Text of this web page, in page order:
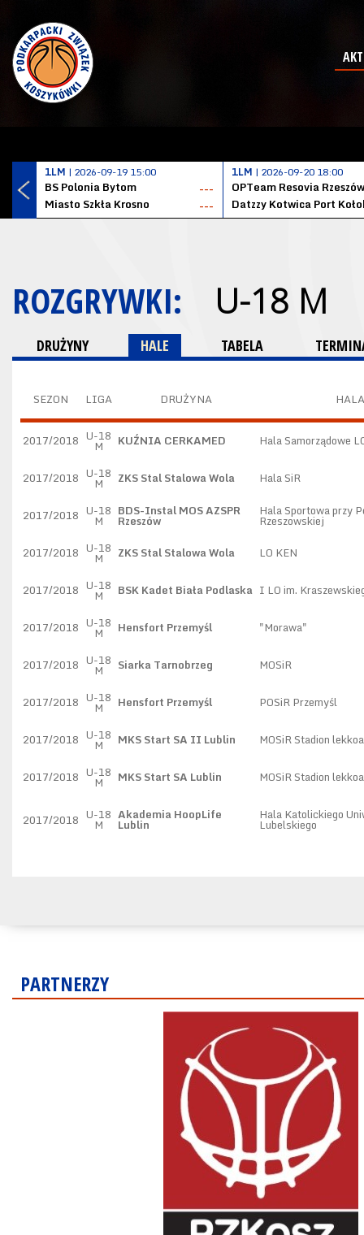
1LM | 2026-09-19 15:00
BS Polonia Bytom
---
Miasto Szkła Krosno
---
1LM | 2026-09-20 18:00
OPTeam Resovia Rzeszów
ROZGRYWKI: U-18 M
DRUŻYNY HALE TABELA
SEZON LIGA DRUŻYNA HALA
2017/2018 U-18
M KUŹNIA CERKAMED Hala Samorządowe
2017/2018 U-18
M ZKS Stal Stalowa Wola Hala SiR
2017/2018 U-18
M
BDS-Instal MOS AZSPR
Rzeszów
Hala Sportowa przy
Rzeszowskiej
2017/2018 U-18
M ZKS Stal Stalowa Wola LO KEN
2017/2018 U-18
M BSK Kadet Biała Podlaska I LO im.
2017/2018 U-18
M Hensfort Przemyśl "Morawa"
2017/2018 U-18
M Siarka Tarnobrzeg MOSiR
2017/2018 U-18
M Hensfort Przemyśl POSiR Przemyśl
2017/2018 U-18
M MKS Start SA II Lublin MOSiR Stadion
2017/2018 U-18
M MKS Start SA Lublin MOSiR Stadion
2017/2018 U-18
M
Akademia HoopLife
Lublin
Hala Katolickiego
Lubelskiego
PARTNERZY